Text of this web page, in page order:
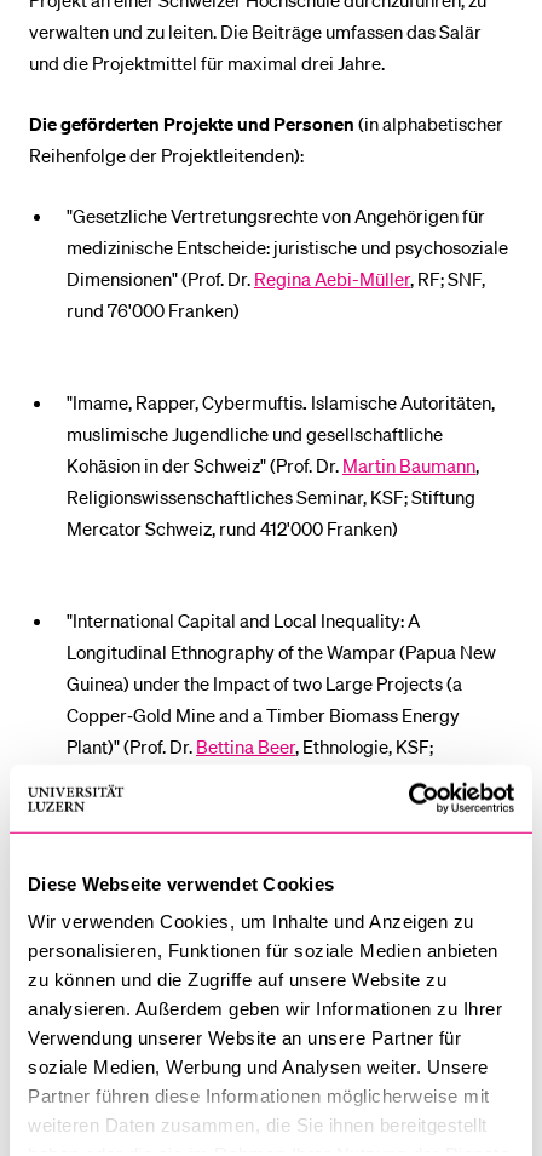
Diese Webseite verwendet Cookies
Wir verwenden Cookies, um Inhalte und Anzeigen zu
personalisieren, Funktionen für soziale Medien anbieten
zu können und die Zugriffe auf unsere Website zu
analysieren. Außerdem geben wir Informationen zu Ihrer
Verwendung unserer Website an unsere Partner für
soziale Medien, Werbung und Analysen weiter. Unsere
Partner führen diese Informationen möglicherweise mit
weiteren Daten zusammen, die Sie ihnen bereitgestellt
verwalten und zu leiten. Die Beiträge umfassen das Salär
und die Projektmittel für maximal drei Jahre.
Die geförderten Projekte und Personen (in alphabetischer
Reihenfolge der Projektleitenden):
"Gesetzliche Vertretungsrechte von Angehörigen für
medizinische Entscheide: juristische und psychosoziale
Dimensionen" (Prof. Dr. Regina Aebi-Müller, RF; SNF,
rund 76'000 Franken)
"Imame, Rapper, Cybermuftis. Islamische Autoritäten,
muslimische Jugendliche und gesellschaftliche
Kohäsion in der Schweiz" (Prof. Dr. Martin Baumann,
Religionswissenschaftliches Seminar, KSF; Stiftung
Mercator Schweiz, rund 412'000 Franken)
"International Capital and Local Inequality: A
Longitudinal Ethnography of the Wampar (Papua New
Guinea) under the Impact of two Large Projects (a
Copper‐Gold Mine and a Timber Biomass Energy
Plant)" (Prof. Dr. Bettina Beer, Ethnologie, KSF;
Politikwissenschaftliches Seminar, KSF; SNF, rund
80'000 Franken)
"An Ethical Evaluation of Oversight Tools of Research
Ethics Committees" (Prof. Dr. Monika Bobbert,
Theologische Ethik/Sozialethik, TF; SNF, rund 213'000